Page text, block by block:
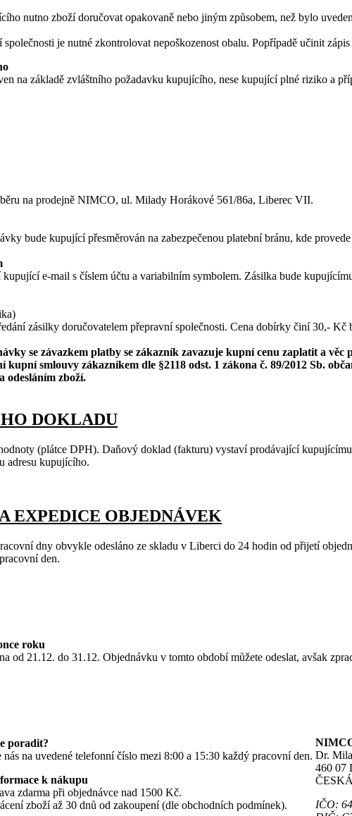
nutno zboží doručovat opakovaně nebo jiným způsobem, než bylo
je nutné zkontrolovat nepoškozenost obalu. Popřípadě učinit
na základě zvláštního požadavku kupujícího, nese kupující plné riziko a
na prodejně NIMCO, ul. Milady Horákové 561/86a, Liberec VII.
bude kupující přesměrován na zabezpečenou platební bránu, kde
e-mail s číslem účtu a variabilním symbolem. Zásilka bude
zásilky doručovatelem přepravní společnosti. Cena dobírky činí 30,-
se závazkem platby se zákazník zavazuje kupní cenu zaplatit a
kupní smlouvy zákazníkem dle §2118 odst. 1 zákona č. 89/2012 Sb.
odesláním zboží.
DOKLADU
(plátce DPH). Daňový doklad (fakturu) vystaví prodávající
adresu kupujícího.
EXPEDICE OBJEDNÁVEK
dny obvykle odesláno ze skladu v Liberci do 24 hodin od přijetí
den.
roku
od 21.12. do 31.12. Objednávku v tomto období můžete odeslat, avšak
poradit?
na uvedené telefonní číslo mezi 8:00 a 15:30 každý pracovní den.
k nákupu
zdarma při objednávce nad 1500 Kč.
zboží až 30 dnů od zakoupení (dle obchodních podmínek).
Dr.
460 07
IČO: